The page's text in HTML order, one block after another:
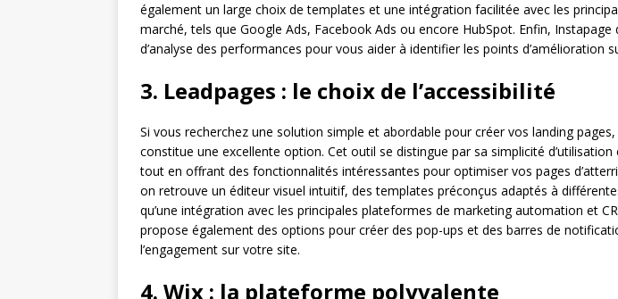
également un large choix de templates et une intégration facilitée avec les
marché, tels que Google Ads, Facebook Ads ou encore HubSpot. Enfin, Instapage
d’analyse des performances pour vous aider à identifier les points d’amélioration
3. Leadpages : le choix de l’accessibilité
Si vous recherchez une solution simple et abordable pour créer vos landing pages,
constitue une excellente option. Cet outil se distingue par sa simplicité
tout en offrant des fonctionnalités intéressantes pour optimiser vos pages
on retrouve un éditeur visuel intuitif, des templates préconçus adaptés à
qu’une intégration avec les principales plateformes de marketing automation et
propose également des options pour créer des pop-ups et des barres de
l’engagement sur votre site.
4. Wix : la plateforme polyvalente